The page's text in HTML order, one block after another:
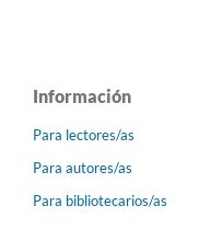
Información
Para lectores/as
Para autores/as
Para bibliotecarios/as